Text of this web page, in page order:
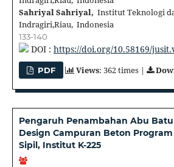
Sahriyal Sahriyal, Institut Teknologi
Indragiri,Riau, Indonesia
133-140
DOI : https://doi.org/10.58169/
PDF Views: 362 times |
Pengaruh Penambahan Abu
Design Campuran Beton
Sipil, Institut K-225